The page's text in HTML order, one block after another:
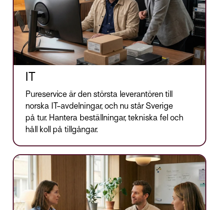
IT
Pureservice är den största leverantören till
norska IT-avdelningar, och nu står Sverige
på tur. Hantera beställningar, tekniska fel och
håll koll på tillgångar.